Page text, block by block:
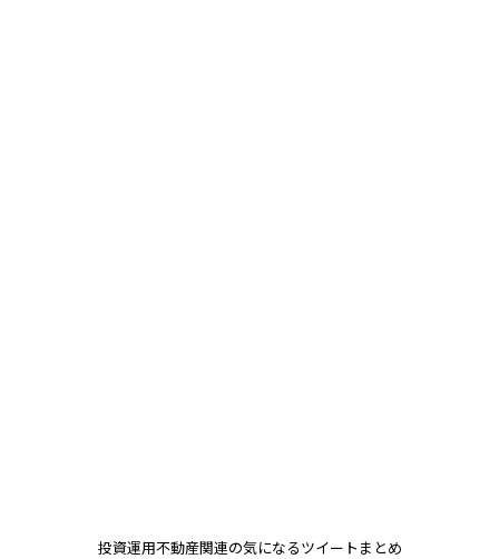
投資運用不動産関連の気になるツイートまとめ